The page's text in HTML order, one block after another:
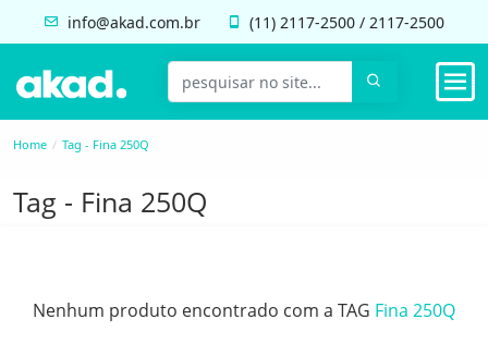
info@akad.com.br (11) 2117-2500 / 2117-2500
Home Tag - Fina 250Q
Tag - Fina 250Q
Nenhum produto encontrado com a TAG Fina 250Q